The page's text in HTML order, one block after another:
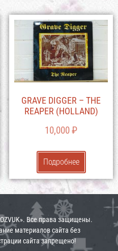
GRAVE DIGGER – THE
REAPER (HOLLAND)
10,000₽
Подробнее
Все права защищены.
материалов сайта без
сайта запрещено!